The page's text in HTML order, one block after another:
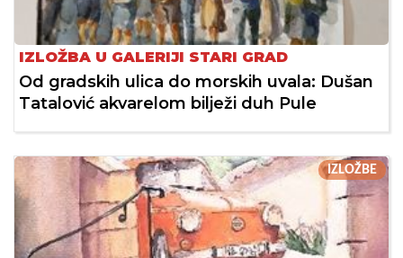
IZLOŽBA U GALERIJI STARI GRAD
Od gradskih ulica do morskih uvala: Dušan
Tatalović akvarelom bilježi duh Pule
IZLOŽBE